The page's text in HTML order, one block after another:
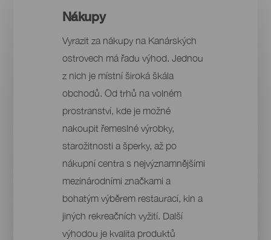
Nákupy
Vyrazit za nákupy na Kanárských
ostrovech má řadu výhod. Jednou
z nich je místní široká škála
obchodů. Od trhů na volném
prostranství, kde je možné
nakoupit řemeslné výrobky,
starožitnosti a šperky, až po
nákupní centra s nejvýznamnějšími
mezinárodními značkami a
bohatým výběrem restaurací, kin a
jiných rekreačních vyžití. Další
výhodou je kvalita produktů